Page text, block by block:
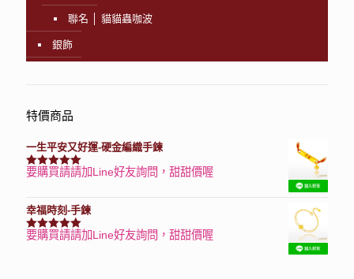
聯名 │ 貓貓蟲咖波
銀飾
特價商品
一生平安又好運-硬金編織手鍊
評分7740滿分 5
要購買請請加Line好友詢問，甜甜價喔
幸福時刻-手鍊
評分3150滿分 5
要購買請請加Line好友詢問，甜甜價喔